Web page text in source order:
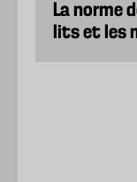
La norme
lits et les